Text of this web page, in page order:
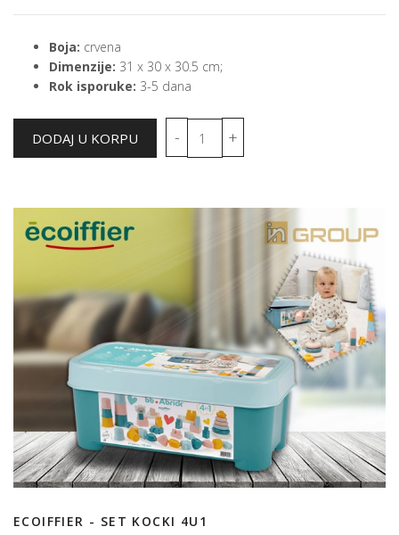
Boja: crvena
Dimenzije: 31 x 30 x 30.5 cm;
Rok isporuke: 3-5 dana
ECOIFFIER - SET KOCKI 4U1